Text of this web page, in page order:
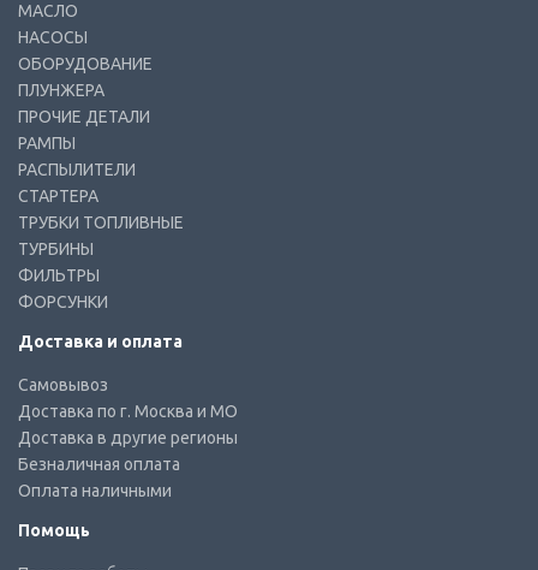
МАСЛО
НАСОСЫ
ОБОРУДОВАНИЕ
ПЛУНЖЕРА
ПРОЧИЕ ДЕТАЛИ
РАМПЫ
РАСПЫЛИТЕЛИ
СТАРТЕРА
ТРУБКИ ТОПЛИВНЫЕ
ТУРБИНЫ
ФИЛЬТРЫ
ФОРСУНКИ
Доставка и оплата
Самовывоз
Доставка по г. Москва и МО
Доставка в другие регионы
Безналичная оплата
Оплата наличными
Помощь